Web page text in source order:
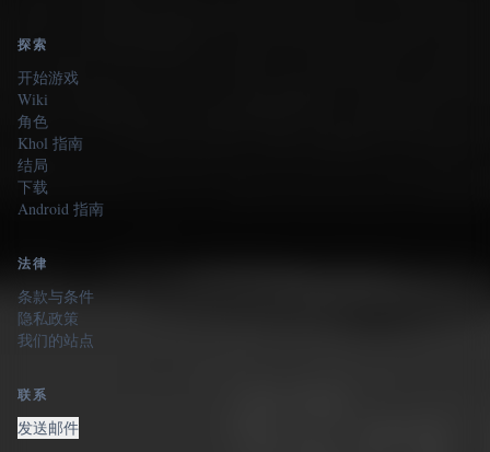
探索
开始游戏
Wiki
角色
Khol 指南
结局
下载
Android 指南
法律
条款与条件
隐私政策
我们的站点
联系
发送邮件